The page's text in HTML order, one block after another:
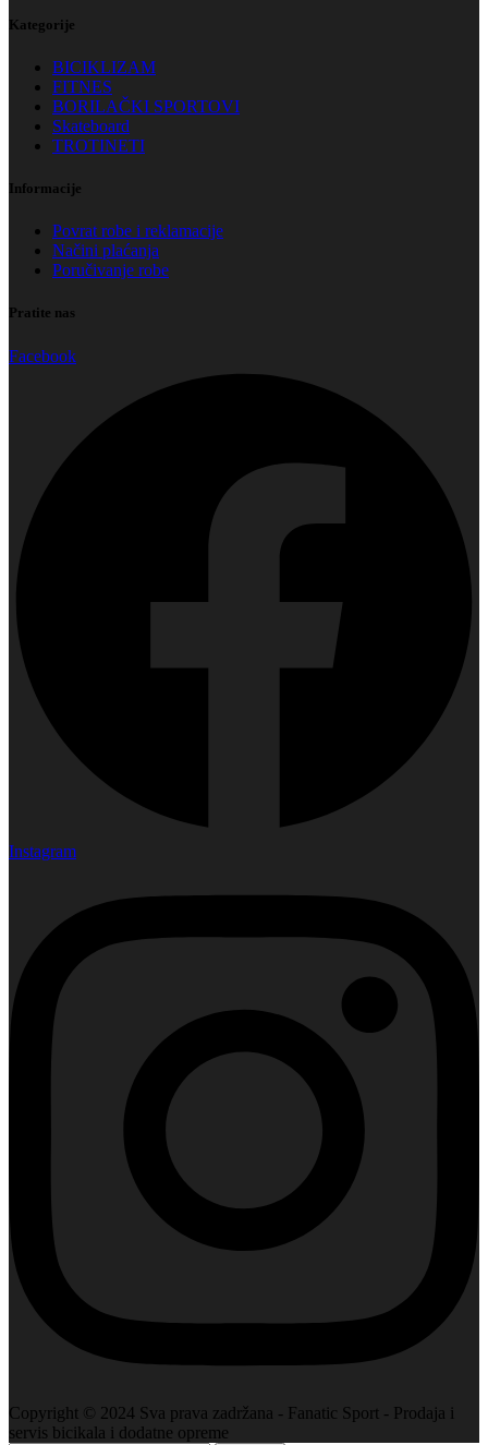
Kategorije
BICIKLIZAM
FITNES
BORILAČKI SPORTOVI
Skateboard
TROTINETI
Informacije
Povrat robe i reklamacije
Načini plaćanja
Poručivanje robe
Pratite nas
Facebook
Instagram
Copyright © 2024 Sva prava zadržana - Fanatic Sport - Prodaja i
servis bicikala i dodatne opreme